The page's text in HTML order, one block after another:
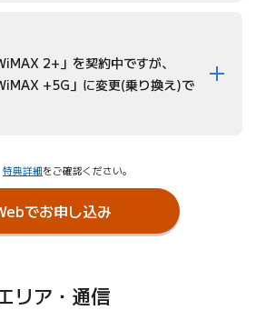
2+」を契約中ですが、
+5G」に変更(乗り換え)で
特典詳細をご確認ください。
でお申し込み
リア・通信